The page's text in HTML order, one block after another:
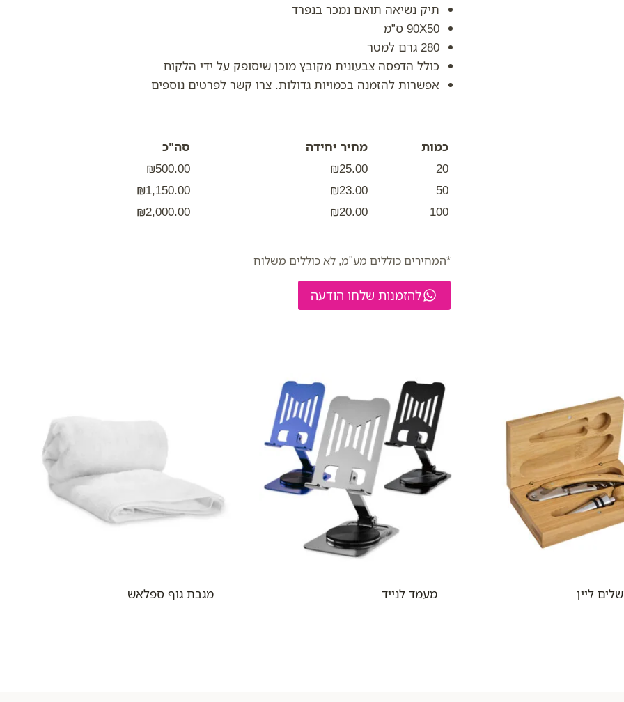
תיק נשיאה תואם נמכר בנפרד
90X50 ס”מ
280 גרם למטר
כולל הדפסה צבעונית מקובץ מוכן שיסופק על ידי הלקוח
אפשרות להזמנה בכמויות גדולות. צרו קשר לפרטים נוספים
כמות מחיר יחידה
סה"כ
20
₪25.00
₪500.00
50
₪23.00
₪1,150.00
100
₪20.00
₪2,000.00
*המחירים כוללים מע"מ, לא כוללים משלוח
להזמנות שלחו הודעה
ליין מעמד לנייד מגבת גוף ספלאש